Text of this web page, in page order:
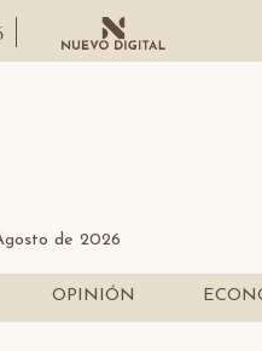
de 2026
OPINIÓN